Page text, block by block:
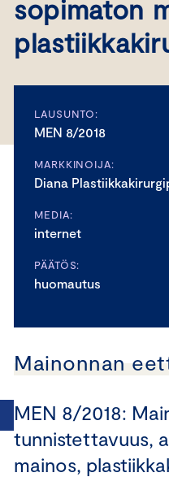
sopimaton
LAUSUNTO:
MEN 8/2018
MARKKINOIJA:
Diana
MEDIA:
internet
PÄÄTÖS:
huomautus
Mainonnan
MEN 8/2018:
tunnistettavuus,
mainos,